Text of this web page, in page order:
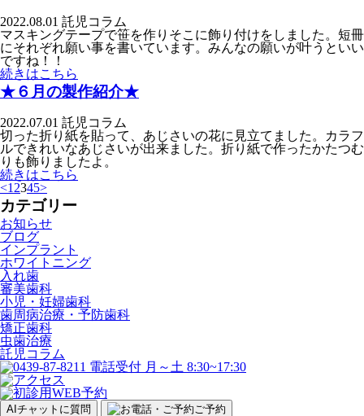
2022.08.01 託児コラム
マスキングテープで笹を作りそこに飾り付けをしました。短冊
にそれぞれ願い事を書いています。みんなの願いが叶うといい
ですね！！
続きはこちら
★６月の製作紹介★
2022.07.01 託児コラム
切った折り紙を貼って、あじさいの花に見立てました。カラフ
ルできれいなあじさいが出来ました。折り紙で作ったかたつむ
りも飾りましたよ。
続きはこちら
<1 2345>
カテゴリー
お知らせ
ブログ
インプラント
ホワイトニング
入れ歯
審美歯科
小児・妊婦歯科
歯周病治療・予防歯科
矯正歯科
虫歯治療
託児コラム
AIチャットに質問
ご予約